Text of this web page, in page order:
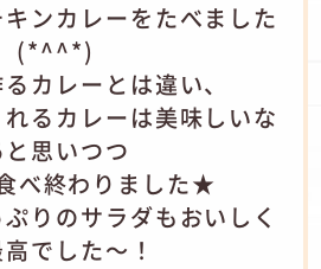
ンカレーをたべました
(*^^*)
カレーとは違い、
るカレーは美味しいな
と思いつつ
べ終わりました★
りのサラダもおいしく
でした～！